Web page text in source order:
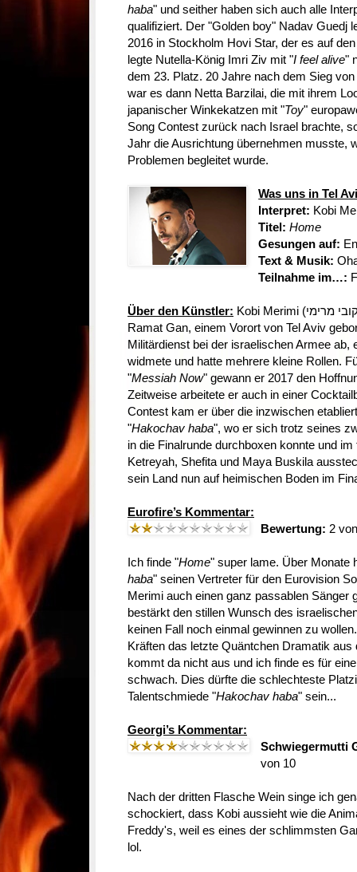
haba" und seither haben sich auch alle
qualifiziert. Der "Golden boy" Nadav Guedj
2016 in Stockholm Hovi Star, der es auf
legte Nutella-König Imri Ziv mit "I feel alive"
dem 23. Platz. 20 Jahre nach dem Sieg
war es dann Netta Barzilai, die mit ihrem
japanischer Winkekatzen mit "Toy"
Song Contest zurück nach Israel brachte,
Jahr die Ausrichtung übernehmen musste,
Problemen begleitet wurde.
Was uns in Tel
Interpret: Kobi
Titel: Home
Gesungen auf:
Text & Musik:
Teilnahme im…:
Über den Künstler: Kobi Merimi (קובי מרימי) wurde am 8. Oktober 1991 in
Ramat Gan, einem Vorort von Tel Aviv
Militärdienst bei der israelischen Armee ab,
widmete und hatte mehrere kleine Rollen.
"Messiah Now" gewann er 2017 den
Zeitweise arbeitete er auch in einer
Contest kam er über die inzwischen
"Hakochav haba", wo er sich trotz seines
in die Finalrunde durchboxen konnte und
Ketreyah, Shefita und Maya Buskila
sein Land nun auf heimischen Boden im
Eurofire’s Kommentar:
Bewertung: 2
Ich finde "Home" super lame. Über Monate
haba" seinen Vertreter für den Eurovision
Merimi auch einen ganz passablen Sänger
bestärkt den stillen Wunsch des
keinen Fall noch einmal gewinnen zu
Kräften das letzte Quäntchen Dramatik
kommt da nicht aus und ich finde es für
schwach. Dies dürfte die schlechteste
Talentschmiede "Hakochav haba" sein...
Georgi’s Kommentar:
Schwiegermutti
von 10
Nach der dritten Flasche Wein singe ich
schockiert, dass Kobi aussieht wie die
Freddy's, weil es eines der schlimmsten
lol.